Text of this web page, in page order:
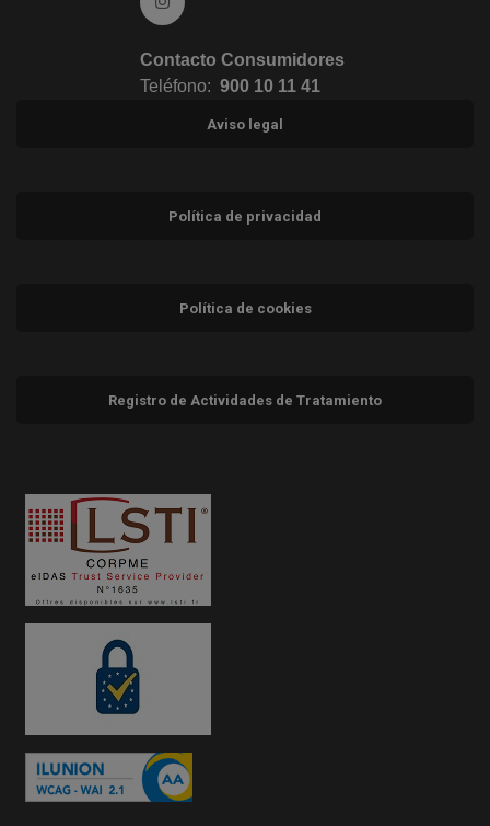
Contacto Consumidores
Teléfono: 900 10 11 41
Aviso legal
Política de privacidad
Política de cookies
Registro de Actividades de Tratamiento